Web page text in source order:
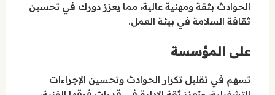
الحوادث بثقة ومهنية عالية، مما يعزز دورك في تحسين
ثقافة السلامة في بيئة العمل.
على المؤسسة
تسهم في تقليل تكرار الحوادث وتحسين الإجراءات